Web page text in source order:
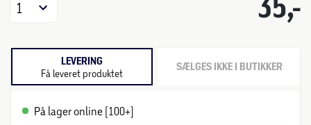
1
LEVERING
Få leveret produktet SÆLGES IKKE I BUTIKKER
På lager online (100+)